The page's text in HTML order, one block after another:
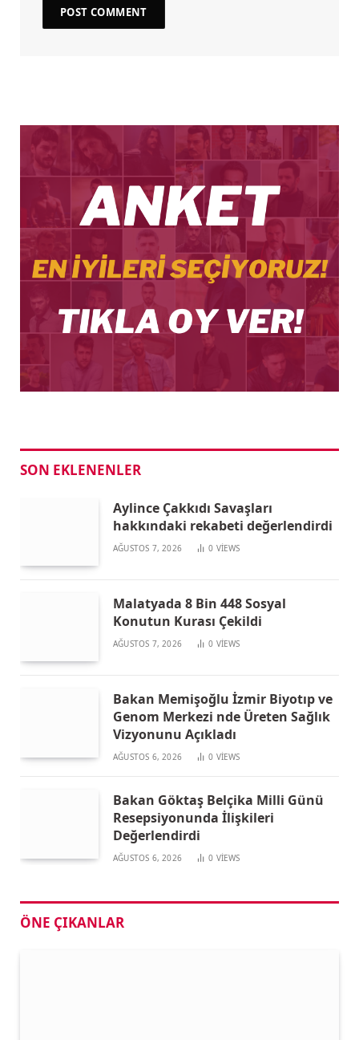
SON EKLENENLER
Aylince Çakkıdı Savaşları
hakkındaki rekabeti değerlendirdi
AĞUSTOS 7, 2026 0 VIEWS
Malatyada 8 Bin 448 Sosyal
Konutun Kurası Çekildi
AĞUSTOS 7, 2026 0 VIEWS
Bakan Memişoğlu İzmir Biyotıp ve
Genom Merkezi nde Üreten Sağlık
Vizyonunu Açıkladı
AĞUSTOS 6, 2026 0 VIEWS
Bakan Göktaş Belçika Milli Günü
Resepsiyonunda İlişkileri
Değerlendirdi
AĞUSTOS 6, 2026 0 VIEWS
ÖNE ÇIKANLAR